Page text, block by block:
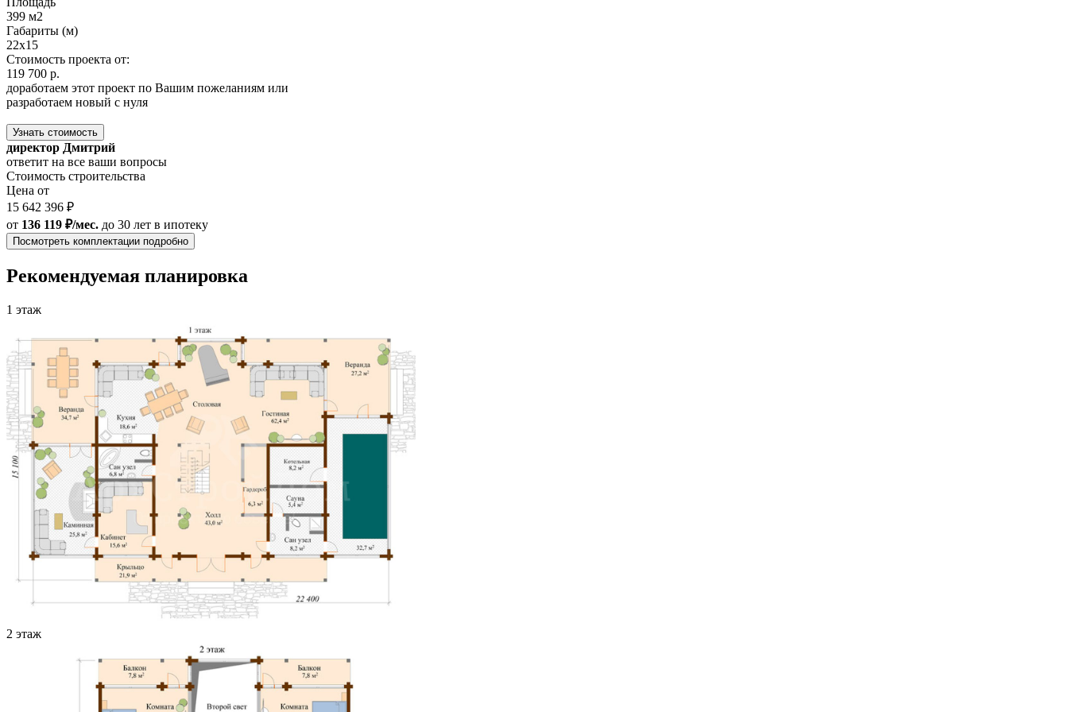
399 м2
Габариты (м)
22х15
Стоимость проекта от:
119 700 р.
доработаем этот проект по Вашим пожеланиям или
разработаем новый с нуля
Узнать стоимость
директор Дмитрий
ответит на все ваши вопросы
Стоимость строительства
Цена от
15 642 396 ₽
от 136 119 ₽/мес. до 30 лет в ипотеку
Посмотреть комплектации подробно
Рекомендуемая планировка
1 этаж
2 этаж